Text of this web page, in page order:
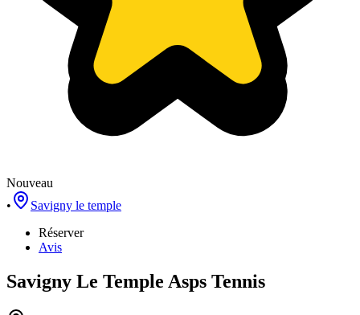
Nouveau
•
Savigny le temple
Réserver
Avis
Savigny Le Temple Asps Tennis